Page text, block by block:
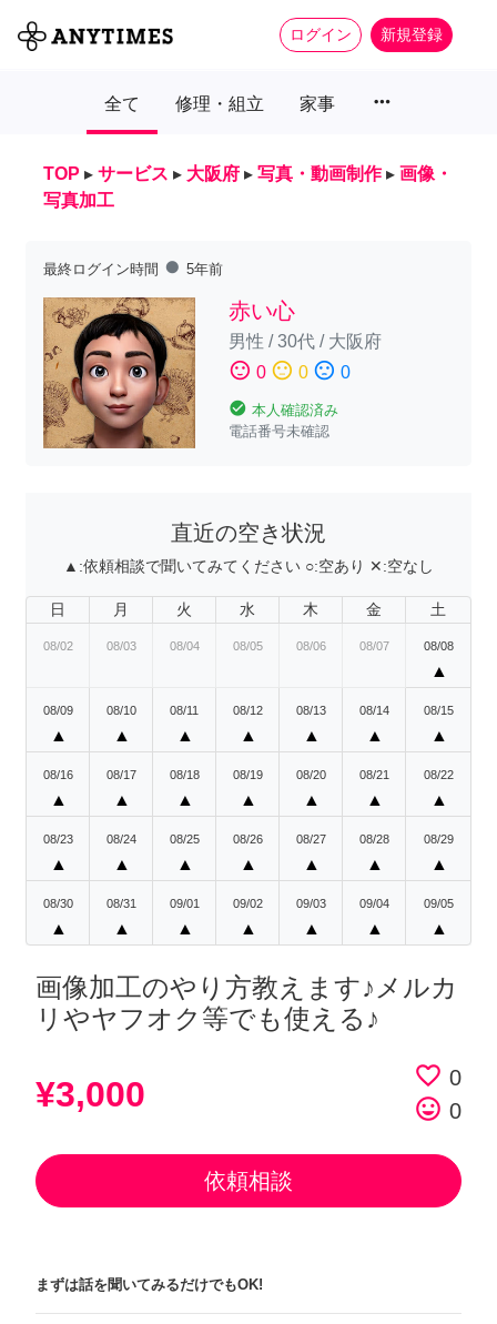
ログイン 新規登録
全て 修理・組立 家事 more_horiz
TOP ▸ サービス ▸ 大阪府 ▸ 写真・動画制作 ▸ 画像・
写真加工
最終ログイン時間 fiber_manual_record 5年前
赤い心
男性 /30代/ 大阪府
sentiment_satisfied 0 sentiment_neutral 0 sentiment_dissatisfied 0
check_circle 本人確認済み
電話番号未確認
直近の空き状況
▲:依頼相談で聞いてみてください ○:空あり ✕:空なし
日 月 火 水 木 金 土
08/02 08/03 08/04 08/05 08/06 08/07 08/08
▲
08/09
▲
08/10
▲
08/11
▲
08/12
▲
08/13
▲
08/14
▲
08/15
▲
08/16
▲
08/17
▲
08/18
▲
08/19
▲
08/20
▲
08/21
▲
08/22
▲
08/23
▲
08/24
▲
08/25
▲
08/26
▲
08/27
▲
08/28
▲
08/29
▲
08/30
▲
08/31
▲
09/01
▲
09/02
▲
09/03
▲
09/04
▲
09/05
▲
画像加工のやり方教えます♪メルカ
リやヤフオク等でも使える♪
¥3,000 favorite_border 0
tag_faces 0
依頼相談
まずは話を聞いてみるだけでもOK!